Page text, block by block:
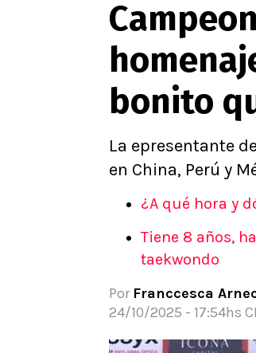
U de Chile
U Católica
Campeonato
Primera B
Segunda División
Copa Chile
Supercopa Chile
Campeonato
Pronósticos
bonito
La epresentante
en China, Perú y
¿A qué hora y
Tiene 8 años,
taekwondo
Por Franccesca
24/10/2025 - 17:54hs